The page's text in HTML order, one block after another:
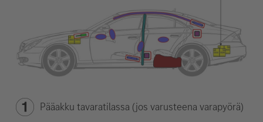
Pääakku tavaratilassa (jos varusteena varapyörä)